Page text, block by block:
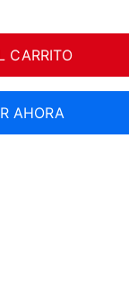
CARRITO
AHORA